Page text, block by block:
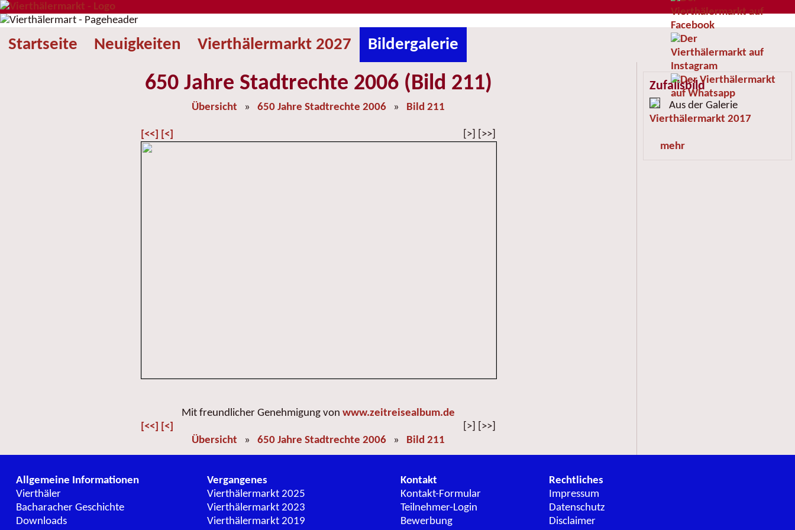
Startseite Neuigkeiten Vierthälermarkt 2027 Bildergalerie
650 Jahre Stadtrechte 2006 (Bild 211)
Übersicht » 650 Jahre Stadtrechte 2006 » Bild 211
[<<] [<] [>] [>>]
Mit freundlicher Genehmigung von www.zeitreisealbum.de
[<<] [<]
[>] [>>]
Übersicht » 650 Jahre Stadtrechte 2006 » Bild 211
Zufallsbild
Aus der Galerie
Vierthälermarkt 2017
mehr
Allgemeine Informationen
Vierthäler
Bacharacher Geschichte
Downloads
Vergangenes
Vierthälermarkt 2025
Vierthälermarkt 2023
Vierthälermarkt 2019
Kontakt
Kontakt-Formular
Teilnehmer-Login
Bewerbung
Rechtliches
Impressum
Datenschutz
Disclaimer